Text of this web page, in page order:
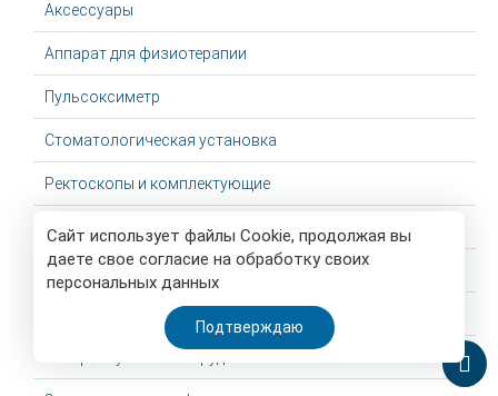
Сайт использует файлы Cookie, продолжая вы
даете свое согласие на обработку своих
персональных данных
Подтверждаю
Аксессуары
Аппарат для физиотерапии
Пульсоксиметр
Стоматологическая установка
Ректоскопы и комплектующие
Датчик кислородный
Тонометры